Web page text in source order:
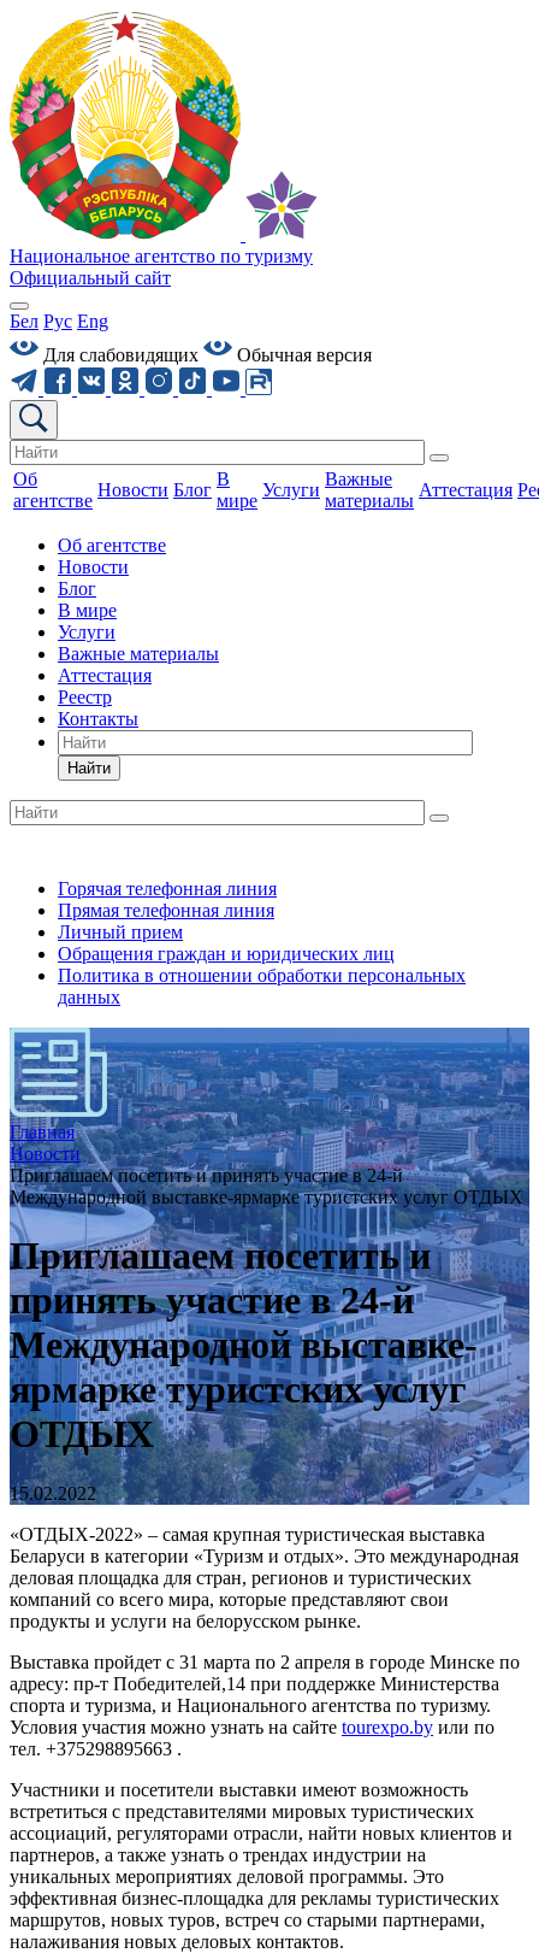
Национальное агентство по туризму
Официальный сайт
Бел Рус Eng
Для слабовидящих
Обычная версия
Об
агентстве
Новости Блог
В
мире
Услуги
Важные
материалы
Аттестация
Об агентстве
Новости
Блог
В мире
Услуги
Важные материалы
Аттестация
Реестр
Контакты
Найти
Горячая телефонная линия
Прямая телефонная линия
Личный прием
Обращения граждан и юридических лиц
Политика в отношении обработки персональных
данных
Главная
Новости
Приглашаем посетить и принять участие в 24-й
Международной выставке-ярмарке туристских услуг ОТДЫХ
Приглашаем посетить и
принять участие в 24-й
Международной выставке-
ярмарке туристских услуг
ОТДЫХ
15.02.2022
«ОТДЫХ-2022» – самая крупная туристическая выставка
Беларуси в категории «Туризм и отдых». Это международная
деловая площадка для стран, регионов и туристических
компаний со всего мира, которые представляют свои
продукты и услуги на белорусском рынке.
Выставка пройдет с 31 марта по 2 апреля в городе Минске по
адресу: пр-т Победителей,14 при поддержке Министерства
спорта и туризма, и Национального агентства по туризму.
Условия участия можно узнать на сайте tourexpo.by или по
тел. +375298895663 .
Участники и посетители выставки имеют возможность
встретиться с представителями мировых туристических
ассоциаций, регуляторами отрасли, найти новых клиентов и
партнеров, а также узнать о трендах индустрии на
уникальных мероприятиях деловой программы. Это
эффективная бизнес-площадка для рекламы туристических
маршрутов, новых туров, встреч со старыми партнерами,
налаживания новых деловых контактов.